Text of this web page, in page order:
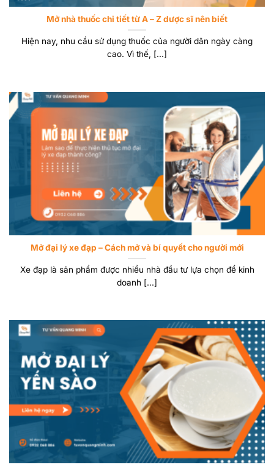
Mở nhà thuốc chi tiết từ A – Z dược sĩ nên biết
Hiện nay, nhu cầu sử dụng thuốc của người dân ngày càng
cao. Vì thế, [...]
Mở đại lý xe đạp – Cách mở và bí quyết cho người mới
Xe đạp là sản phẩm được nhiều nhà đầu tư lựa chọn để kinh
doanh [...]